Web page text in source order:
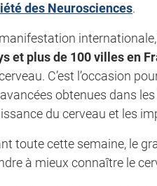
des Neurosciences.
et plus de 100 villes en
C’est l’occasion
avancées obtenues dans
du cerveau et les
toute cette semaine, le
à mieux connaître le